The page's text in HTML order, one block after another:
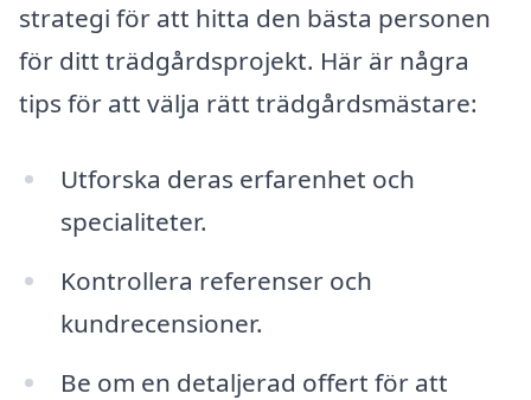
strategi för att hitta den bästa personen
för ditt trädgårdsprojekt. Här är några
tips för att välja rätt trädgårdsmästare:
Utforska deras erfarenhet och
specialiteter.
Kontrollera referenser och
kundrecensioner.
Be om en detaljerad offert för att